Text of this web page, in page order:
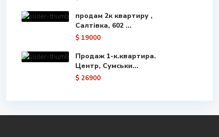
продам 2к квартиру ,
Салтівка, 602 ...
$ 19000
Продаж 1-к.квартира.
Центр, Сумськи...
$ 26900